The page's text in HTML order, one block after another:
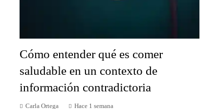
Cómo entender qué es comer
saludable en un contexto de
información contradictoria
Carla Ortega Hace 1 semana